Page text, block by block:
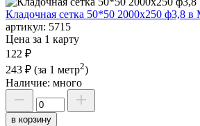
Кладочная сетка 50*50 2000х250 ф3,8 в
артикул: 5715
Цена за 1 карту
122 ₽
243 ₽ (за 1 метр2)
Наличие: много
в корзину